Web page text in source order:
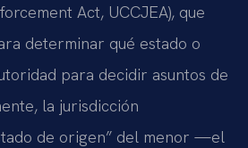
Act, UCCJEA), que
determinar qué estado o
para decidir asuntos de
la jurisdicción
de origen” del menor —el